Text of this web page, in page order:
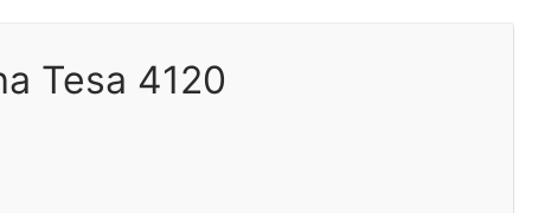
Tesa 4120